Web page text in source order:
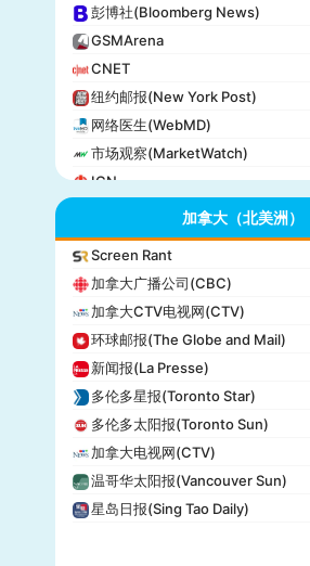
彭博社(Bloomberg News)
GSMArena
CNET
纽约邮报(New York Post)
网络医生(WebMD)
市场观察(MarketWatch)
IGN
今日美国(USA Today)
BuzzFeed
全国公共广播电台(NPR)
美国广播公司(ABC)
美国新闻与世界报道(U.S. News)
CBS Sports
全国广播公司(NBC)
The Verge
PCMag
休斯顿纪事报(Houston Chronicle)
赫芬顿邮报(Huffpost)
加拿大（北美洲）
Screen Rant
加拿大广播公司(CBC)
加拿大CTV电视网(CTV)
环球邮报(The Globe and Mail)
新闻报(La Presse)
多伦多星报(Toronto Star)
多伦多太阳报(Toronto Sun)
加拿大电视网(CTV)
温哥华太阳报(Vancouver Sun)
星岛日报(Sing Tao Daily)